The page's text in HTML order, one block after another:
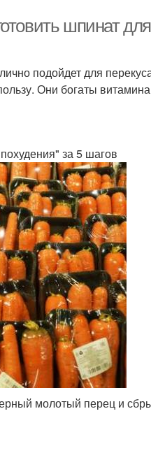
шпинат
подойдет для
Они богаты
за 5 шагов
молотый перец и